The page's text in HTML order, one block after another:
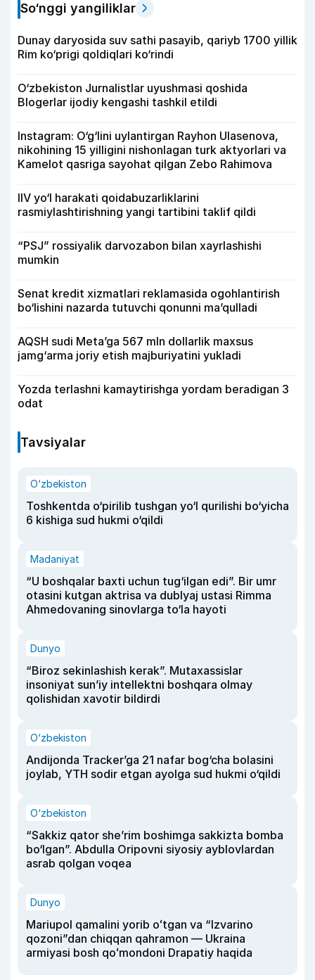
So‘nggi yangiliklar
Dunay daryosida suv sathi pasayib, qariyb 1700 yillik
Rim ko‘prigi qoldiqlari ko‘rindi
O‘zbekiston Jurnalistlar uyushmasi qoshida
Blogerlar ijodiy kengashi tashkil etildi
Instagram: O‘g‘lini uylantirgan Rayhon Ulasenova,
nikohining 15 yilligini nishonlagan turk aktyorlari va
Kamelot qasriga sayohat qilgan Zebo Rahimova
IIV yo‘l harakati qoidabuzarliklarini
rasmiylashtirishning yangi tartibini taklif qildi
“PSJ” rossiyalik darvozabon bilan xayrlashishi
mumkin
Senat kredit xizmatlari reklamasida ogohlantirish
bo‘lishini nazarda tutuvchi qonunni ma’qulladi
AQSH sudi Meta’ga 567 mln dollarlik maxsus
jamg‘arma joriy etish majburiyatini yukladi
Yozda terlashni kamaytirishga yordam beradigan 3
odat
Tavsiyalar
O‘zbekiston
Toshkentda o‘pirilib tushgan yo‘l qurilishi bo‘yicha
6 kishiga sud hukmi o‘qildi
Madaniyat
“U boshqalar baxti uchun tug‘ilgan edi”. Bir umr
otasini kutgan aktrisa va dublyaj ustasi Rimma
Ahmedovaning sinovlarga to‘la hayoti
Dunyo
“Biroz sekinlashish kerak”. Mutaxassislar
insoniyat sun’iy intellektni boshqara olmay
qolishidan xavotir bildirdi
O‘zbekiston
Andijonda Tracker’ga 21 nafar bog‘cha bolasini
joylab, YTH sodir etgan ayolga sud hukmi o‘qildi
O‘zbekiston
“Sakkiz qator she’rim boshimga sakkizta bomba
bo‘lgan”. Abdulla Oripovni siyosiy ayblovlardan
asrab qolgan voqea
Dunyo
Mariupol qamalini yorib oʻtgan va “Izvarino
qozoni”dan chiqqan qahramon — Ukraina
armiyasi bosh qoʻmondoni Drapatiy haqida